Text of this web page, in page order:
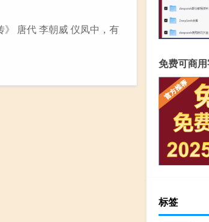
》 唐代 李朝威 仪凤中，有
免费可商
标签